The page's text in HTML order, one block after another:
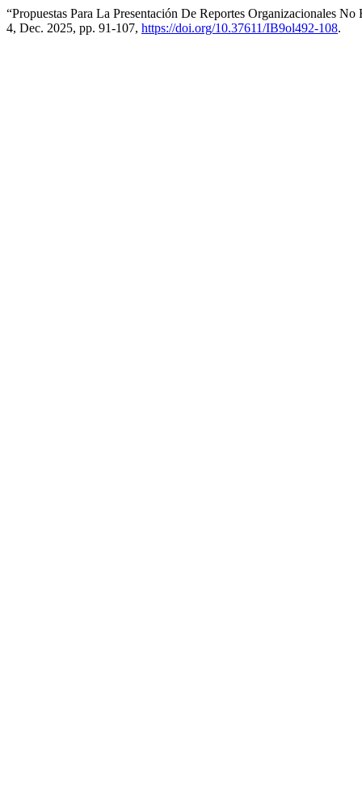
“Propuestas Para La Presentación De Reportes Organizacionales
4, Dec. 2025, pp. 91-107, https://doi.org/10.37611/IB9ol492-108.